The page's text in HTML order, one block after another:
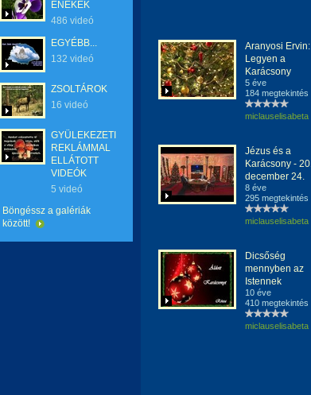
ÉNEKEK
486 videó
EGYÉBB...
132 videó
ZSOLTÁROK
16 videó
GYÜLEKEZETI
REKLÁMMAL
ELLÁTOTT
VIDEÓK
5 videó
Böngéssz a galériák
között!
Aranyosi Ervin:
Legyen a
Karácsony
5 éve
184 megtekintés
miclauselisabeta
Jézus és a
Karácsony -
december 24.
8 éve
295 megtekintés
miclauselisabeta
Dicsőség
mennyben az
Istennek
10 éve
410 megtekintés
miclauselisabeta